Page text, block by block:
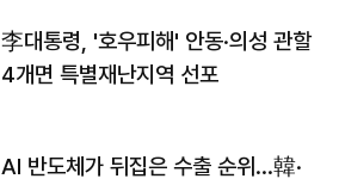
李대통령, '호우피해' 안동·의성 관할
4개면 특별재난지역 선포
AI 반도체가 뒤집은 수출 순위…韓·